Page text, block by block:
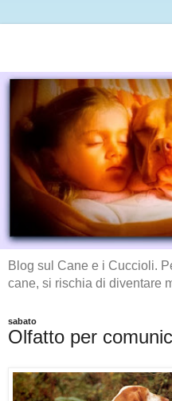
Blog sul Cane e i Cuccioli.
cane, si rischia di diventare
sabato
Olfatto per